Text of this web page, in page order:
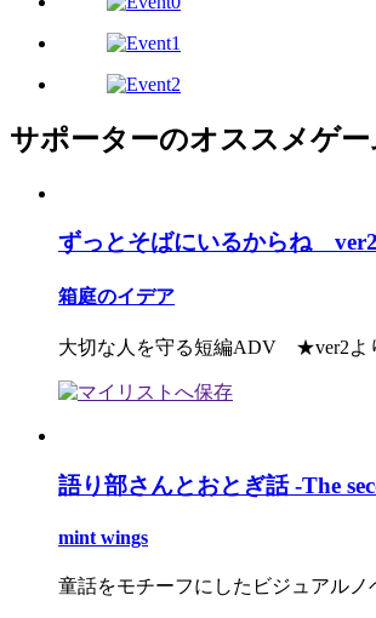
サポーターのオススメゲー
ずっとそばにいるからね ver2
箱庭のイデア
大切な人を守る短編ADV ★ver2よ
語り部さんとおとぎ話 -The
mint wings
童話をモチーフにしたビジュアルノ